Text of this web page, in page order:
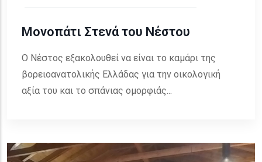
Μονοπάτι Στενά του Νέστου
Ο Νέστος εξακολουθεί να είναι το καμάρι της
βορειοανατολικής Ελλάδας για την οικολογική
αξία του και το σπάνιας ομορφιάς...